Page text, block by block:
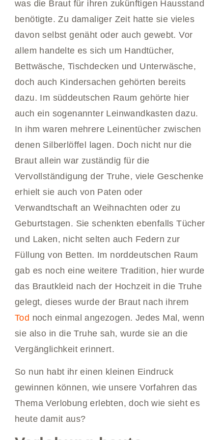
was die Braut für ihren zukünftigen Hausstand
benötigte. Zu damaliger Zeit hatte sie vieles
davon selbst genäht oder auch gewebt. Vor
allem handelte es sich um Handtücher,
Bettwäsche, Tischdecken und Unterwäsche,
doch auch Kindersachen gehörten bereits
dazu. Im süddeutschen Raum gehörte hier
auch ein sogenannter Leinwandkasten dazu.
In ihm waren mehrere Leinentücher zwischen
denen Silberlöffel lagen. Doch nicht nur die
Braut allein war zuständig für die
Vervollständigung der Truhe, viele Geschenke
erhielt sie auch von Paten oder
Verwandtschaft an Weihnachten oder zu
Geburtstagen. Sie schenkten ebenfalls Tücher
und Laken, nicht selten auch Federn zur
Füllung von Betten. Im norddeutschen Raum
gab es noch eine weitere Tradition, hier wurde
das Brautkleid nach der Hochzeit in die Truhe
gelegt, dieses wurde der Braut nach ihrem
Tod noch einmal angezogen. Jedes Mal, wenn
sie also in die Truhe sah, wurde sie an die
Vergänglichkeit erinnert.
So nun habt ihr einen kleinen Eindruck
gewinnen können, wie unsere Vorfahren das
Thema Verlobung erlebten, doch wie sieht es
heute damit aus?